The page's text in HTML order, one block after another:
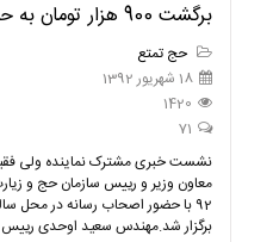
برگشت 900 هزار تومان به حساب زائران حج تمتع 92
حج تمتع
18 شهریور 1392
1420
71
نشست خبری مشترک نماینده ولی
92 با حضور اصحاب رسانه در محل
برگزار شد.مهندس سعید اوحدی رییس